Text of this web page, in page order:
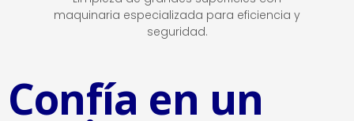
maquinaria especializada para eficiencia y
seguridad.
Confía en un